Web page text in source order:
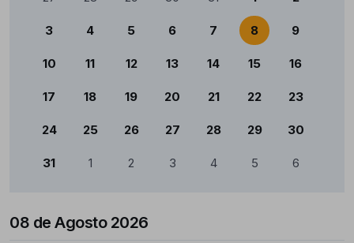
3 4 5 6 7 8 9
10 11 12 13 14 15 16
17 18 19 20 21 22 23
24 25 26 27 28 29 30
31 1 2 3 4 5 6
08 de Agosto 2026